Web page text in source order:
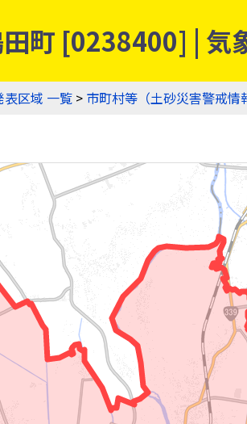
町 [0238400] | 気
表区域 一覧 > 市町村等（土砂災害警戒情